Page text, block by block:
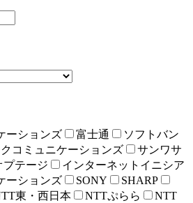
ーションズ 富士通
ソフトバン
コミュニケーションズ
サンワサ
プテージ
インターネットイニシア
ーションズ SONY
SHARP
東・西日本 NTTぷらら
NTT